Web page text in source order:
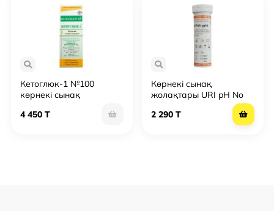
Кетоглюк-1 №100
көрнекі сынақ
4 450 T
Көрнекі сынақ
жолақтары URI pH No
2 290 T